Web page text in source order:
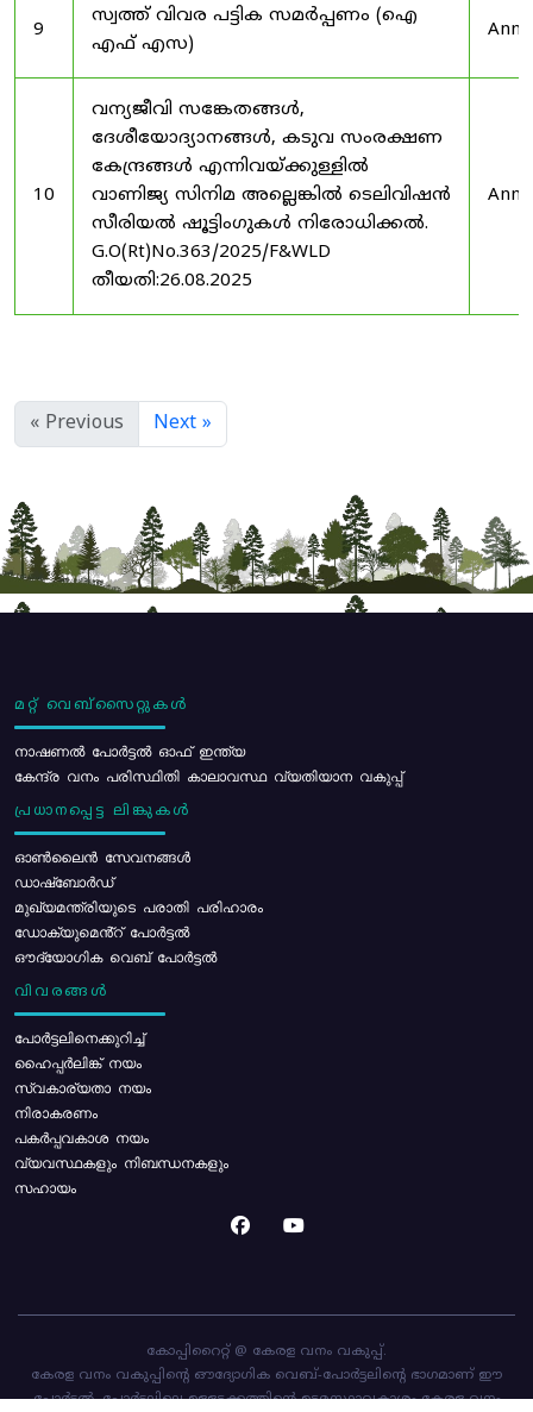
9
സ്വത്ത് വിവര പട്ടിക സമർപ്പണം (ഐ
എഫ് എസ)
10
വന്യജീവി സങ്കേതങ്ങൾ,
ദേശീയോദ്യാനങ്ങൾ, കടുവ സംരക്ഷണ
കേന്ദ്രങ്ങൾ എന്നിവയ്ക്കുള്ളിൽ
വാണിജ്യ സിനിമ അല്ലെങ്കിൽ ടെലിവിഷൻ
സീരിയൽ ഷൂട്ടിംഗുകൾ നിരോധിക്കൽ.
G.O(Rt)No.363/2025/F&WLD
തീയതി:26.08.2025
« Previous Next »
മറ്റ് വെബ്സൈറ്റുകൾ
നാഷണൽ പോർട്ടൽ ഓഫ് ഇന്ത്യ
കേന്ദ്ര വനം പരിസ്ഥിതി കാലാവസ്ഥ വ്യതിയാന വകുപ്പ്
പ്രധാനപ്പെട്ട ലിങ്കുകൾ
ഓൺലൈൻ സേവനങ്ങൾ
ഡാഷ്ബോർഡ്
മുഖ്യമന്ത്രിയുടെ പരാതി പരിഹാരം
ഡോക്യുമെൻ്റ് പോർട്ടൽ
ഔദ്യോഗിക വെബ് പോർട്ടൽ
വിവരങ്ങൾ
പോര്‍ട്ടലിനെക്കുറിച്ച്
ഹൈപ്പർലിങ്ക് നയം
സ്വകാര്യതാ നയം
നിരാകരണം
പകർപ്പവകാശ നയം
വ്യവസ്ഥകളും നിബന്ധനകളും
സഹായം
കോപ്പിറൈറ്റ് @ കേരള വനം വകുപ്പ്.
കേരള വനം വകുപ്പിന്റെ ഔദ്യോഗിക വെബ്-പോർട്ടലിന്റെ ഭാഗമാണ് ഈ
പോർട്ടൽ. പോർട്ടലിലെ ഉള്ളടക്കത്തിന്റെ ഉടമസ്ഥാവകാശം കേരള വനം